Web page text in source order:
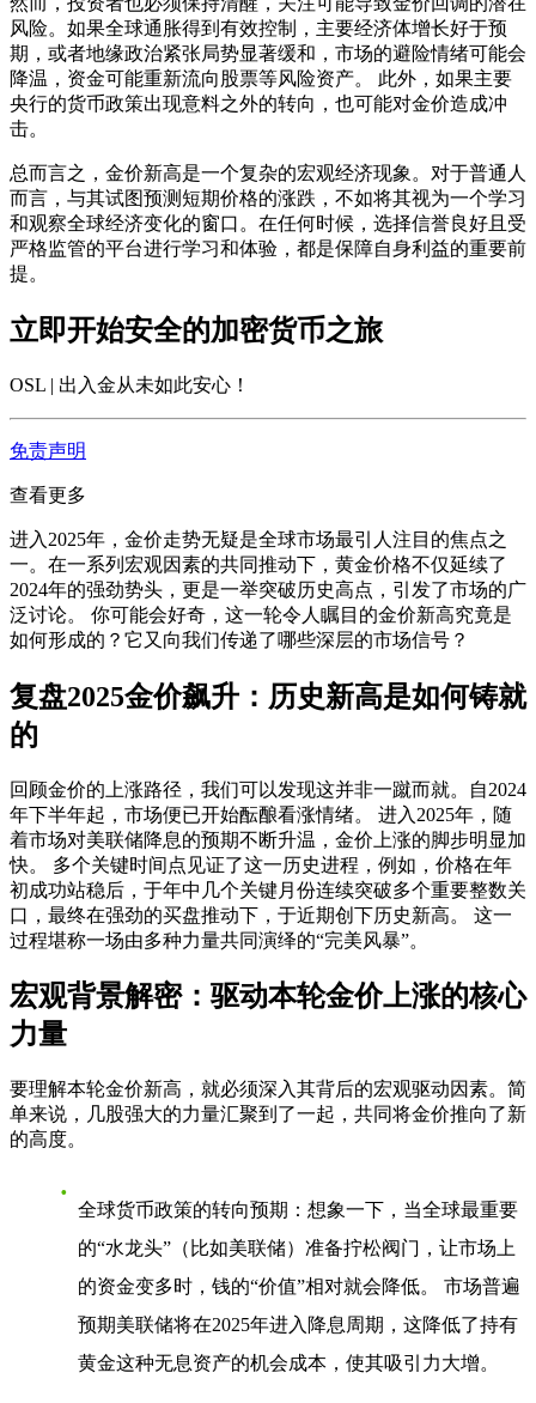
风险。如果全球通胀得到有效控制，主要经济体增长好于预
期，或者地缘政治紧张局势显著缓和，市场的避险情绪可能会
降温，资金可能重新流向股票等风险资产。 此外，如果主要
央行的货币政策出现意料之外的转向，也可能对金价造成冲
击。
总而言之， 金价新高是一个复杂的宏观经济现象。对于普通人
而言，与其试图预测短期价格的涨跌，不如将其视为一个学习
和观察全球经济变化的窗口。在任何时候，选择信誉良好且受
严格监管的平台进行学习和体验，都是保障自身利益的重要前
提。
立即开始安全的加密货币之旅
OSL | 出入金从未如此安心 ！
免责声明
查看更多
进入2025年，金价走势无疑是全球市场最引人注目的焦点之
一。在一系列宏观因素的共同推动下，黄金价格不仅延续了
2024年的强劲势头，更是一举突破历史高点，引发了市场的广
泛讨论。 你可能会好奇，这一轮令人瞩目的金价新高究竟是
如何形成的？它又向我们传递了哪些深层的市场信号？
复盘2025金价飙升：历史新高是如何铸就
的
回顾金价的上涨路径，我们可以发现这并非一蹴而就。自2024
年下半年起，市场便已开始酝酿看涨情绪。 进入2025年，随
着市场对美联储降息的预期不断升温，金价上涨的脚步明显加
快。 多个关键时间点见证了这一历史进程，例如，价格在年
初成功站稳后，于年中几个关键月份连续突破多个重要整数关
口，最终在强劲的买盘推动下，于近期创下历史新高。 这一
过程堪称一场由多种力量共同演绎的“完美风暴”。
宏观背景解密：驱动本轮金价上涨的核心
力量
要理解本轮金价新高 ，就必须深入其背后的宏观驱动因素。简
单来说，几股强大的力量汇聚到了一起，共同将金价推向了新
的高度。
全球货币政策的转向预期 ：想象一下，当全球最重要
的“水龙头”（比如美联储）准备拧松阀门，让市场上
的资金变多时，钱的“价值”相对就会降低。 市场普遍
预期美联储将在2025年进入降息周期，这降低了持有
黄金这种无息资产的机会成本，使其吸引力大增。